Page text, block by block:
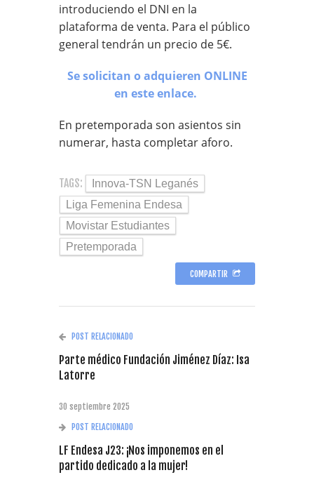
introduciendo el DNI en la
plataforma de venta. Para el público
general tendrán un precio de 5€.
Se solicitan o adquieren ONLINE
en este enlace.
En pretemporada son asientos sin
numerar, hasta completar aforo.
TAGS:
Innova-TSN Leganés
Liga Femenina Endesa
Movistar Estudiantes
Pretemporada
COMPARTIR
POST RELACIONADO
Parte médico Fundación Jiménez Díaz: Isa
Latorre
30 septiembre 2025
POST RELACIONADO
LF Endesa J23: ¡Nos imponemos en el
partido dedicado a la mujer!